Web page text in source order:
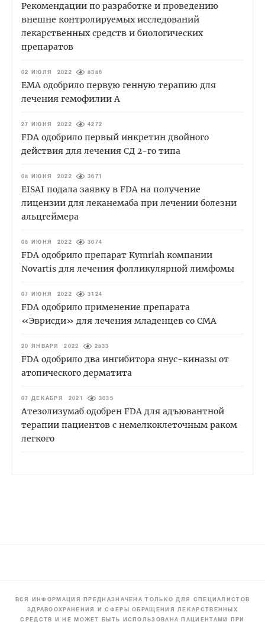
Рекомендации по разработке и проведению
внешне контролируемых исследований
лекарственных средств и биологических
препаратов
02 ИЮЛЯ 2022 8386
EMA одобрило первую генную терапию для
лечения гемофилии А
27 ИЮНЯ 2022 4272
FDA одобрило первый инкретин двойного
действия для лечения СД 2-го типа
08 ИЮНЯ 2022 3671
EISAI подала заявку в FDA на получение
лицензии для леканемаба при лечении болезни
альцгеймера
08 ИЮНЯ 2022 3074
FDA одобрило препарат Kymriah компании
Novartis для лечения фолликулярной лимфомы
07 ИЮНЯ 2022 3124
FDA одобрило применение препарата
«Эврисди» для лечения младенцев со СМА
20 ЯНВАРЯ 2022 2833
FDA одобрило два ингибитора янус-киназы от
атопического дерматита
07 ДЕКАБРЯ 2021 3035
Атезолизумаб одобрен FDA для адъювантной
терапии пациентов с немелкоклеточным раком
легкого
ВСЯ ИНФОРМАЦИЯ ПРЕДНАЗНАЧЕНА ТОЛЬКО ДЛЯ СПЕЦИАЛИСТОВ
ЗДРАВООХРАНЕНИЯ И СФЕРЫ ОБРАЩЕНИЯ ЛЕКАРСТВЕННЫХ
СРЕДСТВ И НЕ МОЖЕТ БЫТЬ ИСПОЛЬЗОВАНА ПАЦИЕНТАМИ ПРИ